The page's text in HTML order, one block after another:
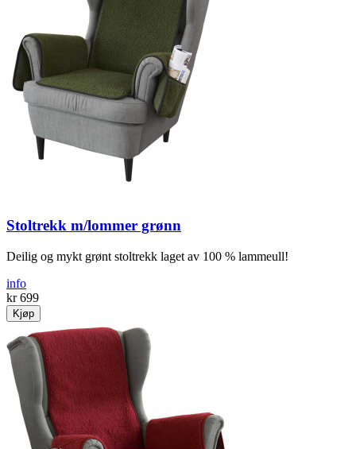
Stoltrekk m/lommer grønn
Deilig og mykt grønt stoltrekk laget av 100 % lammeull!
info
kr 699
Kjøp